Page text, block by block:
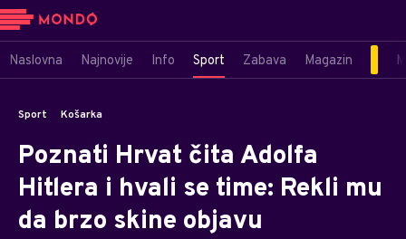
Naslovna Najnovije Info Sport Zabava Magazin
Sport Košarka
Poznati Hrvat čita Adolfa
Hitlera i hvali se time: Rekli mu
da brzo skine objavu